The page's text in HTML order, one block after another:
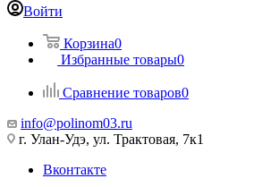
Войти
Корзина0
Избранные товары0
Сравнение товаров0
info@polinom03.ru
г. Улан-Удэ, ул. Трактовая, 7к1
Вконтакте